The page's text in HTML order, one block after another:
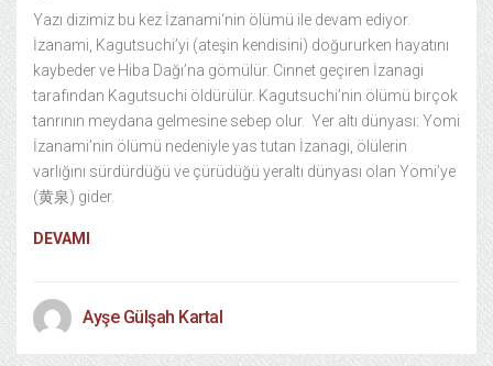
Yazı dizimiz bu kez İzanami‘nin ölümü ile devam ediyor.
İzanami, Kagutsuchi’yi (ateşin kendisini) doğururken hayatını
kaybeder ve Hiba Dağı’na gömülür. Cinnet geçiren İzanagi
tarafından Kagutsuchi öldürülür. Kagutsuchi’nin ölümü birçok
tanrının meydana gelmesine sebep olur. Yer altı dünyası: Yomi
İzanami’nin ölümü nedeniyle yas tutan İzanagi, ölülerin
varlığını sürdürdüğü ve çürüdüğü yeraltı dünyası olan Yomi’ye
(黄泉) gider.
DEVAMI
Ayşe Gülşah Kartal